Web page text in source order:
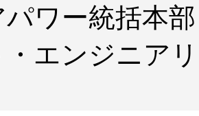
ワー統括本
・エンジニア